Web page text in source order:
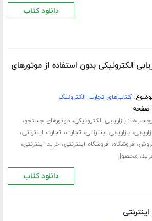
دانلود کتاب
الکترونیکی بدون استفاده از موتورهای
کتاب‌های تجارت الکترونیک
بازاریابی الکترونیکی، موتورهای جستجو،
،بازاریابی اینترنتی، تجارت، تجارت اینترنتی،
، فروشگاه، فروشگاه اینترنتی، خرید اینترنتی،
، محصول
دانلود کتاب